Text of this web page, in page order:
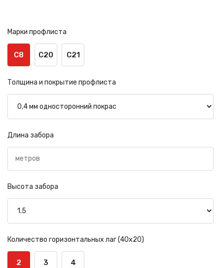
Марки профлиста
С8 С20 С21
Толщина и покрытие профлиста
Длина забора
Высота забора
Количество горизонтальных лаг (40х20)
2 3 4